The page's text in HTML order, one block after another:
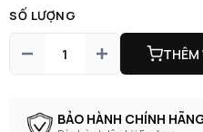
SỐ LƯỢNG
THÊM
BẢO HÀNH CHÍNH